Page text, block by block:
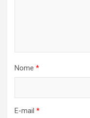
Nome *
E-mail *